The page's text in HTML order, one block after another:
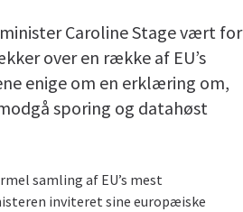
Caroline Stage vært for
over en række af EU’s
enige om en erklæring om,
sporing og datahøst
samling af EU’s mest
inviteret sine europæiske